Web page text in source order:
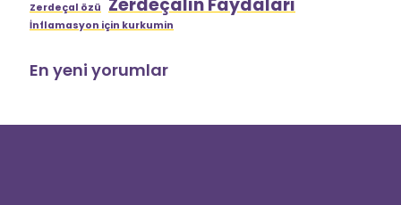
Zerdeçal özü Zerdeçalın Faydaları
İnflamasyon için kurkumin
En yeni yorumlar